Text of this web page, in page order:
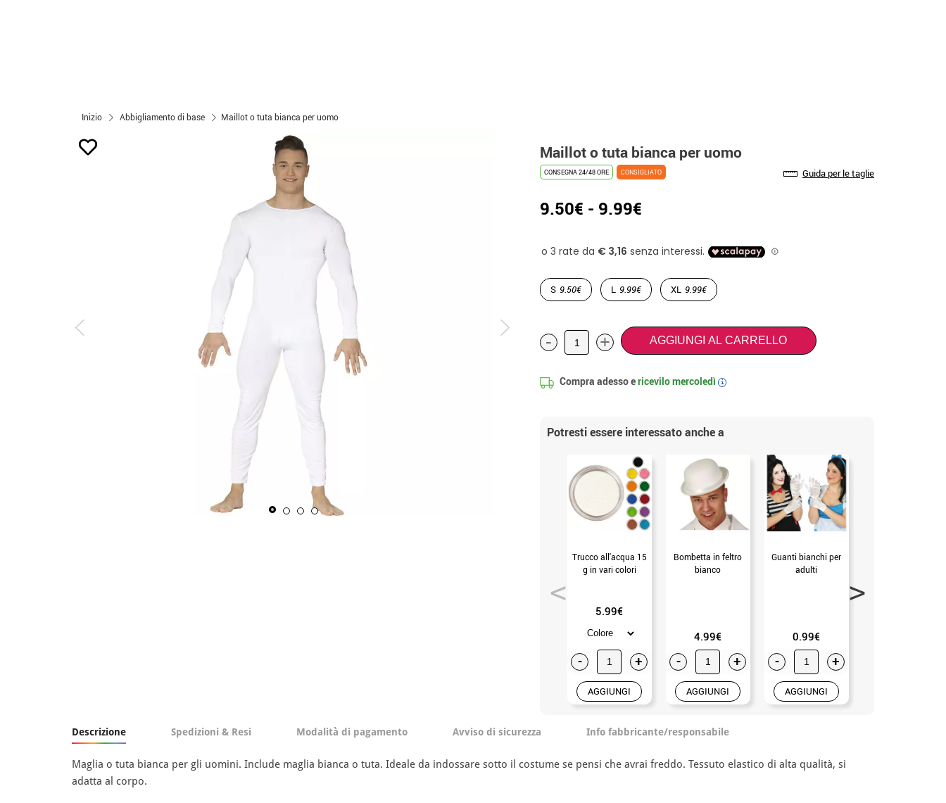
Inizio Abbigliamento di base Maillot o tuta bianca per uomo
Maillot o tuta bianca per uomo
CONSEGNA 24/48 ORE CONSIGLIATO Guida per le taglie
9.50€ - 9.99€
S 9.50€ L 9.99€ XL 9.99€
- + AGGIUNGI AL CARRELLO
Compra adesso ericevilomercoledì i
Potresti essere interessato anche a
Trucco all'acqua 15
g in vari colori
5.99€
- +
AGGIUNGI
Bombetta in feltro
bianco
4.99€
- +
AGGIUNGI
Guanti bianchi per
adulti
0.99€
- +
AGGIUNGI
Descrizione Spedizioni & Resi Modalità di pagamento Avviso di sicurezza Info fabbricante/responsabile
Maglia o tuta bianca per gli uomini. Include maglia bianca o tuta. Ideale da indossare sotto il costume se pensi che avrai freddo. Tessuto elastico di alta qualità, si
adatta al corpo.